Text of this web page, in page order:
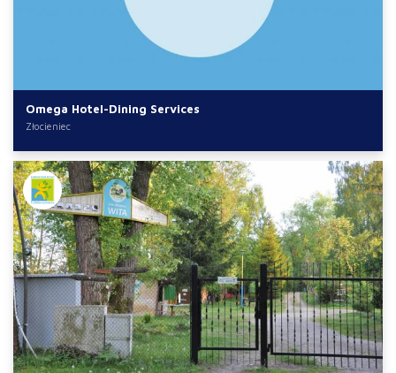
Omega Hotel-Dining Services
Złocieniec